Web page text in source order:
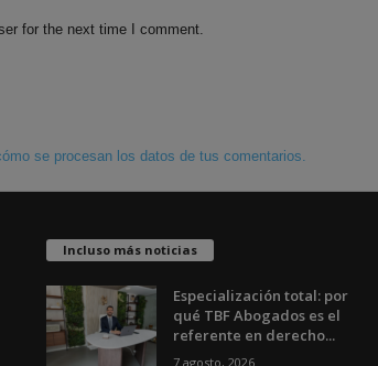
for the next time I comment.
se procesan los datos de tus comentarios.
Incluso más noticias
Especialización total: por
qué TBF Abogados es el
referente en derecho...
7 agosto, 2026